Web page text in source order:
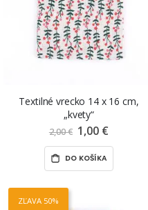
Textilné vrecko 14 x 16 cm,
„kvety“
2,00 € Znížená
cena
1,00 €
DO KOŠÍKA
ZĽAVA 50%